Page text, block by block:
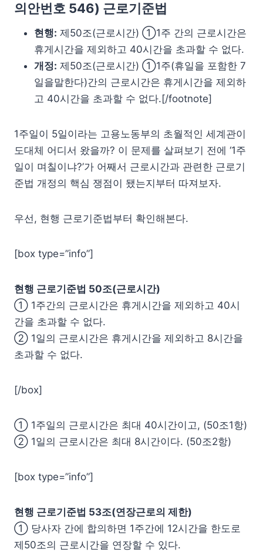
의안번호 546) 근로기준법
현행: 제50조(근로시간) ①1주 간의 근로시간은
휴게시간을 제외하고 40시간을 초과할 수 없다.
개정: 제50조(근로시간) ①1주(휴일을 포함한 7
일을말한다)간의 근로시간은 휴게시간을 제외하
고 40시간을 초과할 수 없다.[/footnote]
1주일이 5일이라는 고용노동부의 초월적인 세계관이
도대체 어디서 왔을까? 이 문제를 살펴보기 전에 ‘1주
일이 며칠이냐?’가 어째서 근로시간과 관련한 근로기
준법 개정의 핵심 쟁점이 됐는지부터 따져보자.
우선, 현행 근로기준법부터 확인해본다.
[box type=”info”]
현행 근로기준법 50조(근로시간)
① 1주간의 근로시간은 휴게시간을 제외하고 40시
간을 초과할 수 없다.
② 1일의 근로시간은 휴게시간을 제외하고 8시간을
초과할 수 없다.
[/box]
① 1주일의 근로시간은 최대 40시간이고, (50조1항)
② 1일의 근로시간은 최대 8시간이다. (50조2항)
[box type=”info”]
현행 근로기준법 53조(연장근로의 제한)
① 당사자 간에 합의하면 1주간에 12시간을 한도로
제50조의 근로시간을 연장할 수 있다.